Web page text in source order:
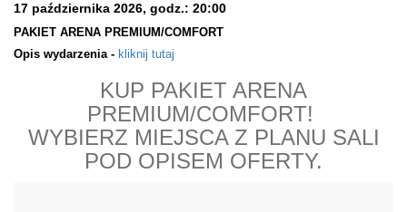
17 października 2026, godz.: 20:00
PAKIET ARENA PREMIUM/COMFORT
Opis wydarzenia - kliknij tutaj
KUP PAKIET ARENA
PREMIUM/COMFORT!
WYBIERZ MIEJSCA Z PLANU SALI
POD OPISEM OFERTY.